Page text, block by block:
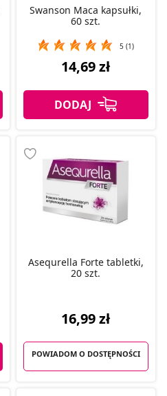
Swanson Maca kapsułki,
60 szt.
5 (1)
14,69 zł
Asequrella Forte tabletki,
20 szt.
16,99 zł
POWIADOM O DOSTĘPNOŚCI